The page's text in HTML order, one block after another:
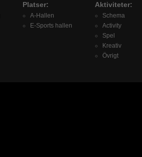
Platser:
A-Hallen
E-Sports hallen
Aktiviteter:
Schema
Activity
Spel
Kreativ
Övrigt